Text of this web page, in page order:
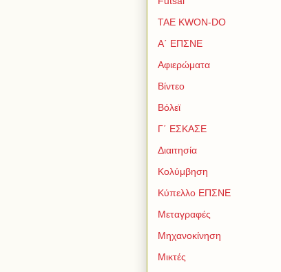
TAE KWON-DO
Α΄ ΕΠΣΝΕ
Αφιερώματα
Βίντεο
Βόλεϊ
Γ΄ ΕΣΚΑΣΕ
Διαιτησία
Κολύμβηση
Κύπελλο ΕΠΣΝΕ
Μεταγραφές
Μηχανοκίνηση
Μικτές